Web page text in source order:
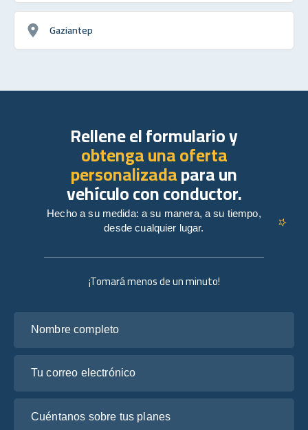
Gaziantep
¡Tomará menos de un minuto!
Rellene el formulario y
obtenga una oferta
personalizadapara un
vehículo con conductor.
Hecho a su medida: a su manera, a su tiempo,
desde cualquier lugar.